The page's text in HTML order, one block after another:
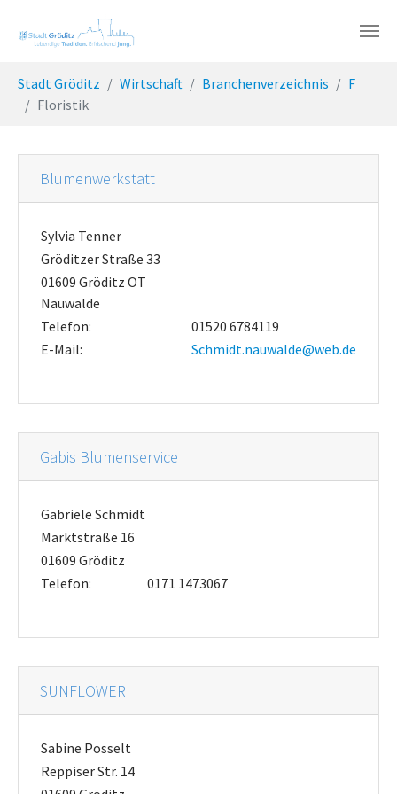
Skip to main content
Stadt Gröditz Wirtschaft Branchenverzeichnis
F
Floristik
Blumenwerkstatt
Sylvia Tenner
Gröditzer Straße 33
01609 Gröditz OT
Nauwalde
Telefon:
01520 6784119
E-Mail:
Schmidt.nauwalde@web.de
Gabis Blumenservice
Gabriele Schmidt
Marktstraße 16
01609 Gröditz
Telefon:
0171 1473067
SUNFLOWER
Sabine Posselt
Reppiser Str. 14